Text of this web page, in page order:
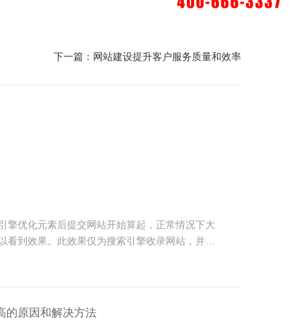
下一篇： 网站建设提升客户服务质量和效率
擎优化元素后提交网站开始算起，正常情况下大
看到效果。此效果仅为搜索引擎收录网站，并有
的原因和解决方法